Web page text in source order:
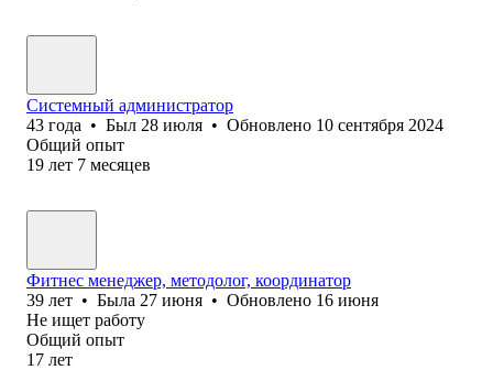
Системный администратор
43 года • Был 28 июля • Обновлено 10 сентября 2024
Общий опыт
19 лет 7 месяцев
Фитнес менеджер, методолог, координатор
39 лет • Была 27 июня • Обновлено 16 июня
Не ищет работу
Общий опыт
17 лет